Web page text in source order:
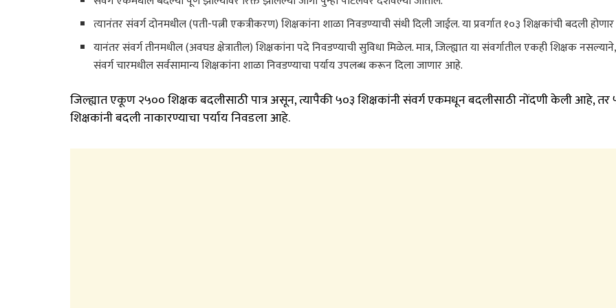
त्यानंतर संवर्ग दोनमधील (पती-पत्नी एकत्रीकरण) शिक्षकांना शाळा निवडण्याची संधी दिली जाईल.या प्रवर्गात १०३ शिक्षकांची बदली
यानंतर संवर्ग तीनमधील (अवघड क्षेत्रातील) शिक्षकांना पदे निवडण्याची सुविधा मिळेल.मात्र, जिल्ह्यात या संवर्गातील एकही शिक्षक
संवर्ग चारमधील सर्वसामान्य शिक्षकांना शाळा निवडण्याचा पर्याय उपलब्ध करून दिला जाणार आहे.
जिल्ह्यात एकूण २५०० शिक्षक बदलीसाठी पात्र असून, त्यापैकी ५०३ शिक्षकांनी संवर्ग एकमधून बदलीसाठी नोंदणी केली आहे, तर
शिक्षकांनी बदली नाकारण्याचा पर्याय निवडला आहे.